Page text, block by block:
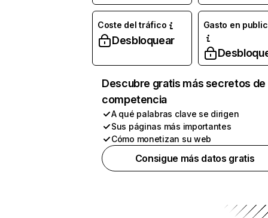
Coste del tráfico
Desbloquear
Gasto en
Descubre gratis más secretos de
competencia
A qué palabras clave se dirigen
Sus páginas más importantes
Cómo monetizan su web
Consigue más datos gratis